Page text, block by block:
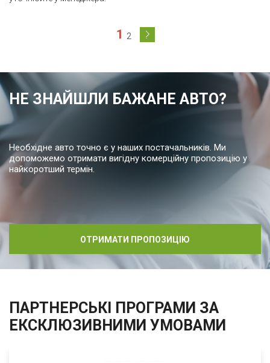
1 2
НЕ ЗНАЙШЛИ БАЖАНЕ АВТО?
Необхідне авто точно є у наших постачальників. Ми
допоможемо отримати вигідну комерційну пропозицію у
найкоротший термін.
ОТРИМАТИ ПРОПОЗИЦІЮ
ПАРТНЕРСЬКІ ПРОГРАМИ ЗА
ЕКСКЛЮЗИВНИМИ УМОВАМИ